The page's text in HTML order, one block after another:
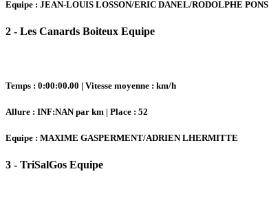
Equipe : JEAN-LOUIS LOSSON/ERIC DANEL/RODOLPHE PONS
2 - Les Canards Boiteux Equipe
Temps : 0:00:00.00 | Vitesse moyenne : km/h
Allure : INF:NAN par km | Place : 52
Equipe : MAXIME GASPERMENT/ADRIEN LHERMITTE
3 - TriSalGos Equipe